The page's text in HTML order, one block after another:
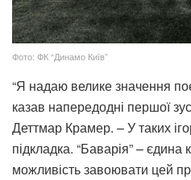
Фото: ФК “Динамо Київ”
“Я надаю велике значення
казав напередодні першої
Деттмар Крамер. – У таких
підкладка. “Баварія” –
можливість завоювати цей